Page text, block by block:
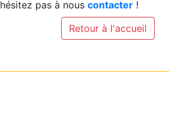
pas à nous contacter !
Retour à l'accueil